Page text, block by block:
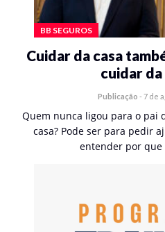
BB SEGUROS
Cuidar da casa
cuidar
Publicação - 7 de
Quem nunca ligou para o pai
casa? Pode ser para pedir
entender por